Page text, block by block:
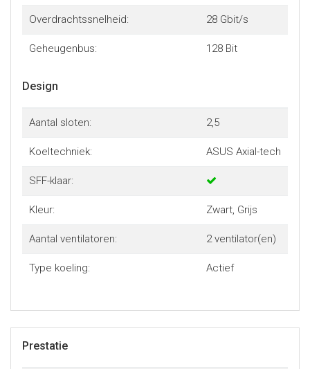
Overdrachtssnelheid: 28 Gbit/s
Geheugenbus: 128 Bit
Design
Aantal sloten: 2,5
Koeltechniek: ASUS Axial-tech
SFF-klaar:
Kleur: Zwart, Grijs
Aantal ventilatoren: 2 ventilator(en)
Type koeling: Actief
Prestatie